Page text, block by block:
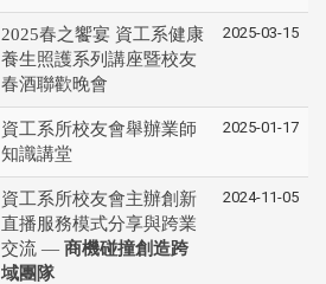
2025春之饗宴 資工系健康
養生照護系列講座暨校友
春酒聯歡晚會
2025-03-15
資工系所校友會舉辦業師
知識講堂
2025-01-17
資工系所校友會主辦創新
直播服務模式分享與跨業
交流 — 商機碰撞創造跨
域團隊
2024-11-05